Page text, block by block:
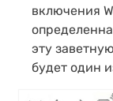
включения
эту
будет один